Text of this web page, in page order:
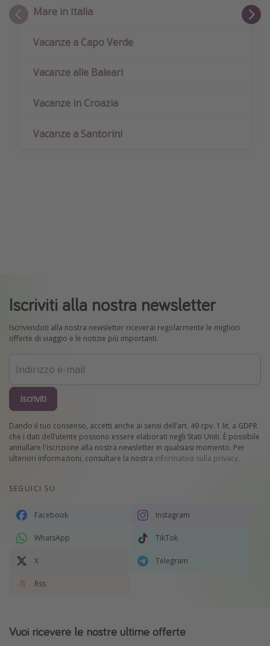
Mare in Italia
Vacanze a Capo Verde
Vacanze alle Baleari
Vacanze in Croazia
Vacanze a Santorini
Iscriviti alla nostra newsletter
Iscrivendoti alla nostra newsletter riceverai regolarmente le migliori
offerte di viaggio e le notizie più importanti.
Iscriviti
Dando il tuo consenso, accetti anche ai sensi dell’art. 49 cpv. 1 lit. a GDPR
che i dati dell’utente possono essere elaborati negli Stati Uniti. È possibile
annullare l'iscrizione alla nostra newsletter in qualsiasi momento. Per
ulteriori informazioni, consultare la nostra informativa sulla privacy.
SEGUICI SU
Facebook Instagram
WhatsApp TikTok
X Telegram
Rss
Vuoi ricevere le nostre ultime offerte